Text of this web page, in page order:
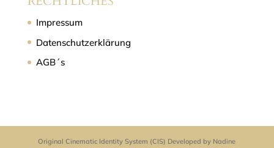
Impressum
Datenschutzerklärung
AGB´s
Original Cinematic Identity System (CIS) Developed by Nadine